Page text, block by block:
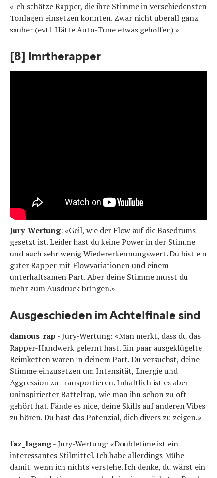
«Ich schätze Rapper, die ihre Stimme in verschiedensten
Tonlagen einsetzen könnten. Zwar nicht überall ganz
sauber (evtl. Hätte Auto-Tune etwas geholfen).»
[8] lmrtherapper
Jury-Wertung:«Geil, wie der Flow auf die Basedrums
gesetzt ist. Leider hast du keine Power in der Stimme
und auch sehr wenig Wiedererkennungswert. Du bist ein
guter Rapper mit Flowvariationen und einem
unterhaltsamen Part. Aber deine Stimme musst du
mehr zum Ausdruck bringen.»
Ausgeschieden im Achtelfinale sind
damous_rap - Jury-Wertung: «Man merkt, dass du das
Rapper-Handwerk gelernt hast. Ein paar ausgeklügelte
Reimketten waren in deinem Part. Du versuchst, deine
Stimme einzusetzen um Intensität, Energie und
Aggression zu transportieren. Inhaltlich ist es aber
uninspirierter Battelrap, wie man ihn schon zu oft
gehört hat. Fände es nice, deine Skills auf anderen Vibes
zu hören. Du hast das Potenzial, dich divers zu zeigen.»
faz_lagang- Jury-Wertung: «Doubletime ist ein
interessantes Stilmittel. Ich habe allerdings Mühe
damit, wenn ich nichts verstehe. Ich denke, du wärst ein